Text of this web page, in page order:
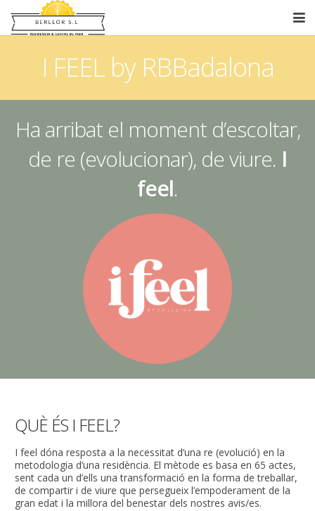
ServeisI FEEL by RBBadalona
Ha arribat el moment d’escoltar,
de re (evolucionar), de viure. I
feel.
QUÈ ÉS I FEEL?
I feel dóna resposta a la necessitat d’una re (evolució) en la
metodologia d’una residència. El mètode es basa en 65 actes,
sent cada un d’ells una transformació en la forma de treballar,
de compartir i de viure que persegueix l’empoderament de la
gran edat i la millora del benestar dels nostres avis/es.